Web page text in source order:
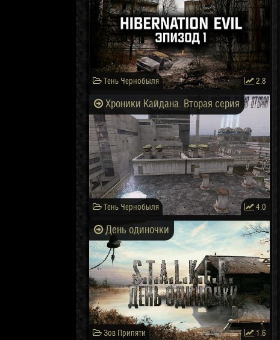
Тень Чернобыля 2.8
Хроники Кайдана. Вторая серия
Тень Чернобыля 4.0
День одиночки
Зов Припяти 1.6